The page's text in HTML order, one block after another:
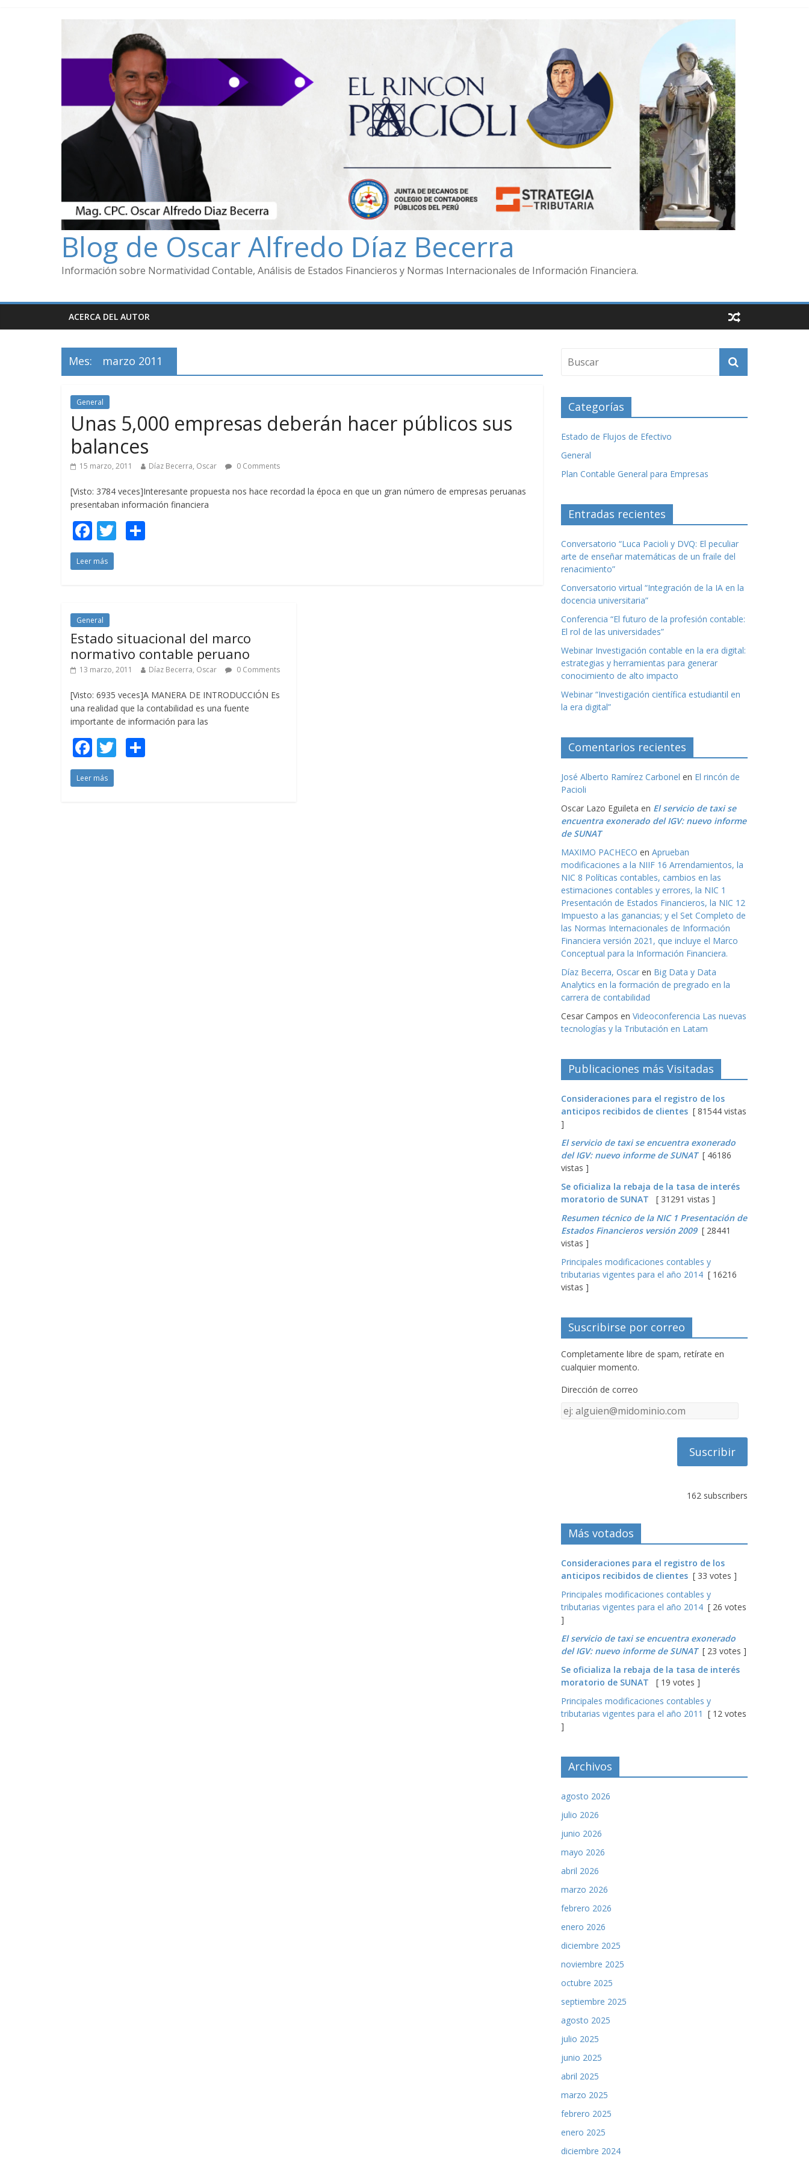
Blog de Oscar Alfredo Díaz Becerra
Información sobre Normatividad Contable, Análisis de Estados Financieros y Normas Internacionales de Información Financiera.
ACERCA DEL AUTOR
Mes: marzo 2011
General
Unas 5,000 empresas deberán hacer públicos sus
balances
15 marzo, 2011 Díaz Becerra, Oscar 0 Comments
[Visto: 3784 veces]Interesante propuesta nos hace recordad la época en que un gran número de empresas peruanas
presentaban información financiera
F
ac
e
o
o
k
T
ti
r
Leer más
General
Estado situacional del marco
normativo contable peruano
13 marzo, 2011 Díaz Becerra, Oscar 0 Comments
[Visto: 6935 veces]A MANERA DE INTRODUCCIÓN Es
una realidad que la contabilidad es una fuente
importante de información para las
F
ac
e
T
Leer más
Categorías
Estado de Flujos de Efectivo
General
Plan Contable General para Empresas
Entradas recientes
Conversatorio “Luca Pacioli y DVQ: El peculiar
arte de enseñar matemáticas de un fraile del
renacimiento”
Conversatorio virtual “Integración de la IA en la
docencia universitaria”
Conferencia “El futuro de la profesión contable:
El rol de las universidades”
Webinar Investigación contable en la era digital:
estrategias y herramientas para generar
conocimiento de alto impacto
Webinar “Investigación científica estudiantil en
la era digital”
Comentarios recientes
José Alberto Ramírez Carbonel en El rincón de
Pacioli
Oscar Lazo Eguileta en El servicio de taxi se
encuentra exonerado del IGV: nuevo informe
de SUNAT
MAXIMO PACHECO en Aprueban
modificaciones a la NIIF 16 Arrendamientos, la
NIC 8 Políticas contables, cambios en las
estimaciones contables y errores, la NIC 1
Presentación de Estados Financieros, la NIC 12
Impuesto a las ganancias; y el Set Completo de
las Normas Internacionales de Información
Financiera versión 2021, que incluye el Marco
Conceptual para la Información Financiera.
Díaz Becerra, Oscar en Big Data y Data
Analytics en la formación de pregrado en la
carrera de contabilidad
Cesar Campos en Videoconferencia Las nuevas
tecnologías y la Tributación en Latam
Publicaciones más Visitadas
Consideraciones para el registro de los
anticipos recibidos de clientes [ 81544 vistas
]
El servicio de taxi se encuentra exonerado
del IGV: nuevo informe de SUNAT[ 46186
vistas ]
Se oficializa la rebaja de la tasa de interés
moratorio de SUNAT
[ 31291 vistas ]
Resumen técnico de la NIC 1 Presentación de
Estados Financieros versión 2009[ 28441
vistas ]
Principales modificaciones contables y
tributarias vigentes para el año 2014 [ 16216
vistas ]
Suscribirse por correo
Completamente libre de spam, retírate en
cualquier momento.
Dirección de correo
Dirección
162 subscribers
Más votados
Consideraciones para el registro de los
anticipos recibidos de clientes [ 33 votes ]
Principales modificaciones contables y
tributarias vigentes para el año 2014 [ 26 votes
]
El servicio de taxi se encuentra exonerado
del IGV: nuevo informe de SUNAT[ 23 votes ]
Se oficializa la rebaja de la tasa de interés
moratorio de SUNAT
[ 19 votes ]
Principales modificaciones contables y
tributarias vigentes para el año 2011 [ 12 votes
]
Archivos
agosto 2026
julio 2026
junio 2026
mayo 2026
abril 2026
marzo 2026
febrero 2026
enero 2026
diciembre 2025
noviembre 2025
octubre 2025
septiembre 2025
agosto 2025
julio 2025
junio 2025
abril 2025
marzo 2025
febrero 2025
enero 2025
diciembre 2024